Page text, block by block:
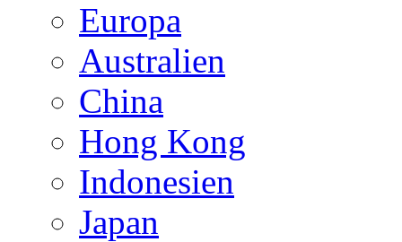
Europa
Australien
China
Hong Kong
Indonesien
Japan